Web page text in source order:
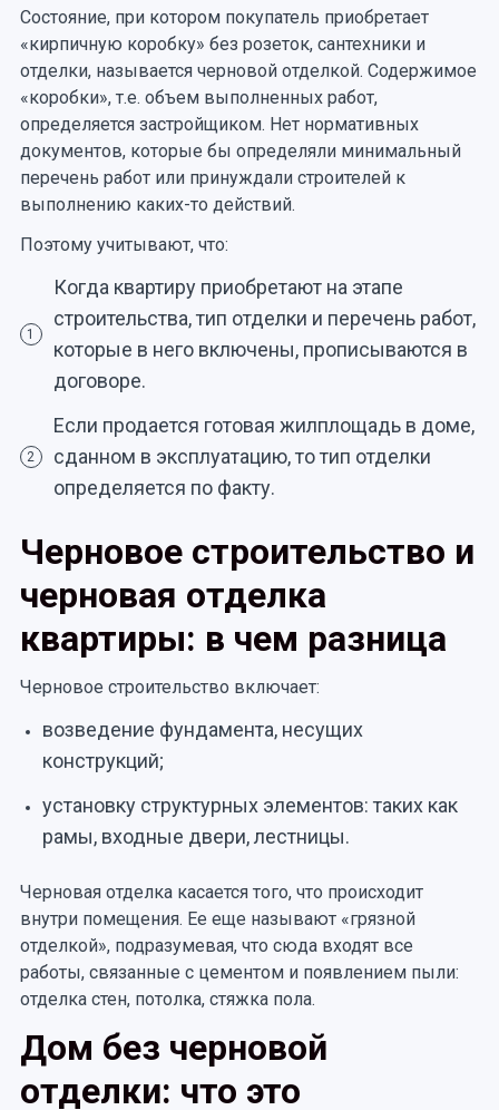
Состояние, при котором покупатель приобретает
«кирпичную коробку» без розеток, сантехники и
отделки, называется черновой отделкой. Содержимое
«коробки», т.е. объем выполненных работ,
определяется застройщиком. Нет нормативных
документов, которые бы определяли минимальный
перечень работ или принуждали строителей к
выполнению каких-то действий.
Поэтому учитывают, что:
1
Когда квартиру приобретают на этапе
строительства, тип отделки и перечень работ,
которые в него включены, прописываются в
договоре.
2
Если продается готовая жилплощадь в доме,
сданном в эксплуатацию, то тип отделки
определяется по факту.
Черновое строительство и
черновая отделка
квартиры: в чем разница
Черновое строительство включает:
возведение фундамента, несущих
конструкций;
установку структурных элементов: таких как
рамы, входные двери, лестницы.
Черновая отделка касается того, что происходит
внутри помещения. Ее еще называют «грязной
отделкой», подразумевая, что сюда входят все
работы, связанные с цементом и появлением пыли:
отделка стен, потолка, стяжка пола.
Дом без черновой
отделки: что это